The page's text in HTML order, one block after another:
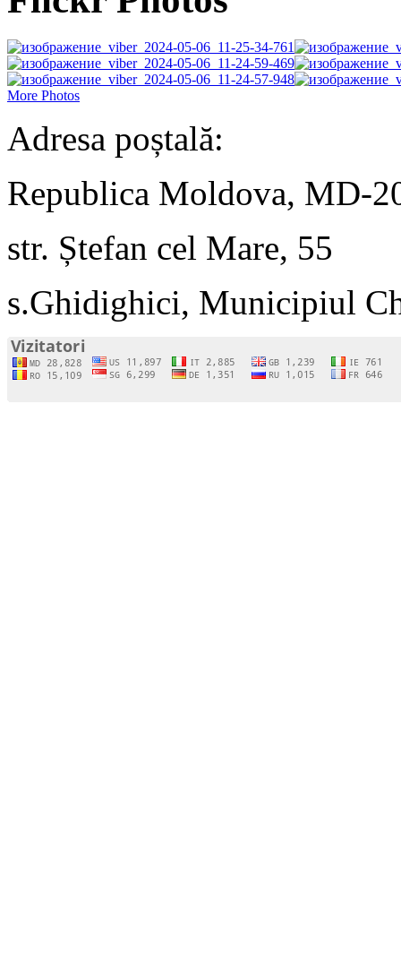
More Photos
Adresa poștală:
Republica Moldova, MD-
str. Ștefan cel Mare, 55
s.Ghidighici, Municipiul